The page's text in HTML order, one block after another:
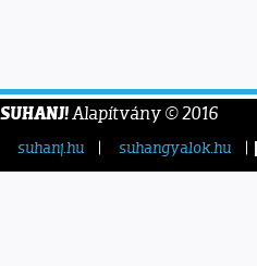
SUHANJ!Alapítvány ©2016
suhanj.hu suhangyalok.hu